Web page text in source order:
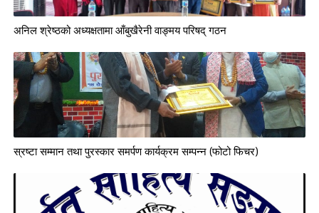
अनिल श्रेष्ठको अध्यक्षतामा आँबुखैरेनी वाङ्‍मय परिषद् गठन
स्रष्टा सम्मान तथा पुरस्कार समर्पण कार्यक्रम सम्पन्न (फोटो फिचर)